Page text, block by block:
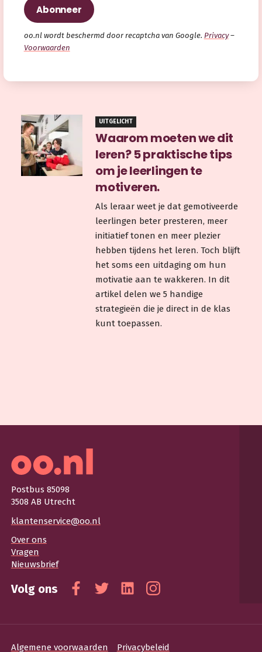
oo.nl wordt beschermd door recaptcha van Google. Privacy–
Voorwaarden
UITGELICHT
Waarom moeten we dit
leren? 5 praktische tips
om je leerlingen te
motiveren.
Als leraar weet je dat gemotiveerde
leerlingen beter presteren, meer
initiatief tonen en meer plezier
hebben tijdens het leren. Toch blijft
het soms een uitdaging om hun
motivatie aan te wakkeren. In dit
artikel delen we 5 handige
strategieën die je direct in de klas
kunt toepassen.
Postbus 85098
3508 AB Utrecht
klantenservice@oo.nl
Over ons
Vragen
Nieuwsbrief
Volg ons
Facebook
TwitterLinkedinInstagram
Algemene voorwaarden Privacybeleid